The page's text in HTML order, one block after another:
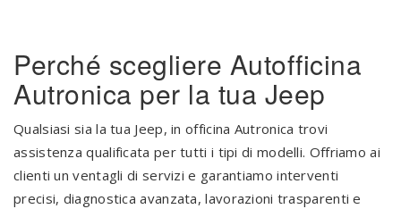
Perché scegliere Autofficina
Autronica per la tua Jeep
Qualsiasi sia la tua Jeep, in officina Autronica trovi
assistenza qualificata per tutti i tipi di modelli. Offriamo ai
clienti un ventagli di servizi e garantiamo interventi
precisi, diagnostica avanzata, lavorazioni trasparenti e